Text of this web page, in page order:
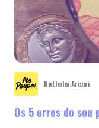
Nathalia Arcuri
Os 5 erros do